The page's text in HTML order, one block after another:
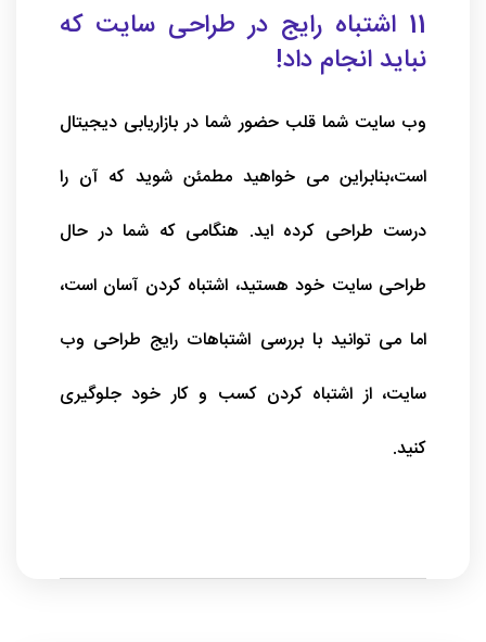
11 اشتباه رایج در طراحی سایت که
نباید انجام داد!
وب سایت شما قلب حضور شما در بازاریابی دیجیتال
است،بنابراین می خواهید مطمئن شوید که آن را
درست طراحی کرده اید. هنگامی که شما در حال
طراحی سایت خود هستید، اشتباه کردن آسان است،
اما می توانید با بررسی اشتباهات رایج طراحی وب
سایت، از اشتباه کردن کسب و کار خود جلوگیری
کنید.